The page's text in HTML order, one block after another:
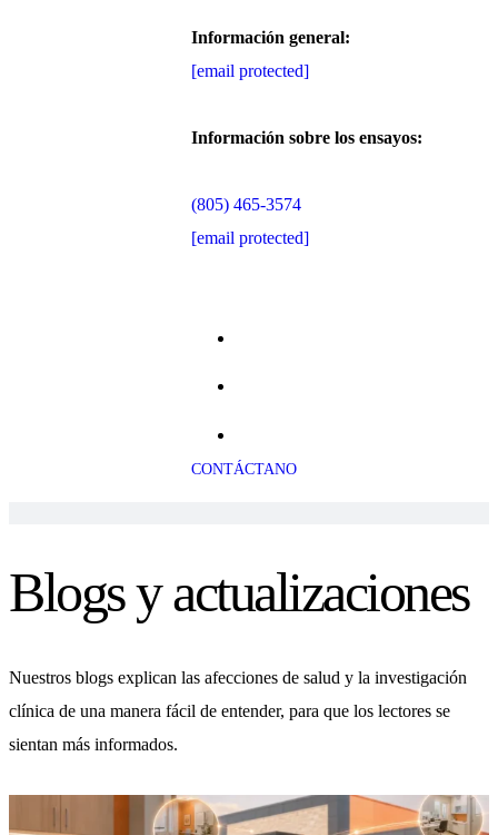
Información general:
[email protected]
Información sobre los ensayos:
(805) 465-3574
[email protected]
CONTÁCTANO
Blogs y actualizaciones
Nuestros blogs explican las afecciones de salud y la investigación
clínica de una manera fácil de entender, para que los lectores se
sientan más informados.